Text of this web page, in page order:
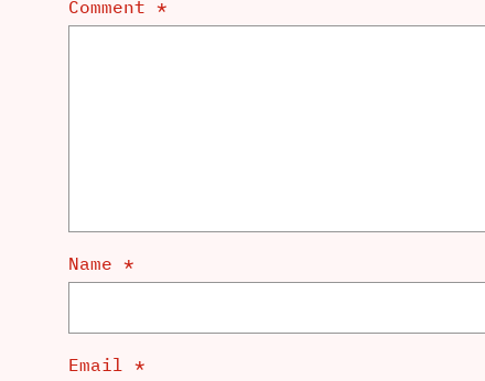
Comment *
Name *
Email *